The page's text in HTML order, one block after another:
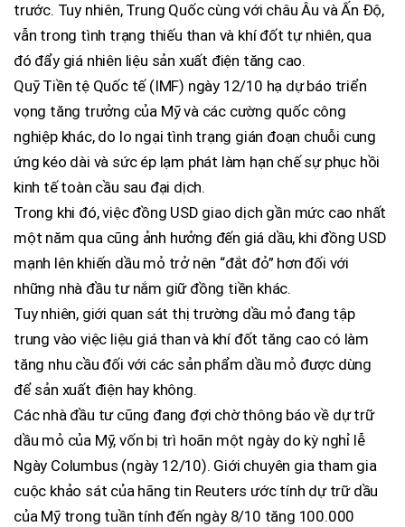
trước. Tuy nhiên, Trung Quốc cùng với châu Âu và Ấn Độ,
vẫn trong tình trạng thiếu than và khí đốt tự nhiên, qua
đó đẩy giá nhiên liệu sản xuất điện tăng cao.
Quỹ Tiền tệ Quốc tế (IMF) ngày 12/10 hạ dự báo triển
vọng tăng trưởng của Mỹ và các cường quốc công
nghiệp khác, do lo ngại tình trạng gián đoạn chuỗi cung
ứng kéo dài và sức ép lạm phát làm hạn chế sự phục hồi
kinh tế toàn cầu sau đại dịch.
Trong khi đó, việc đồng USD giao dịch gần mức cao nhất
một năm qua cũng ảnh hưởng đến giá dầu, khi đồng USD
mạnh lên khiến dầu mỏ trở nên “đắt đỏ” hơn đối với
những nhà đầu tư nắm giữ đồng tiền khác.
Tuy nhiên, giới quan sát thị trường dầu mỏ đang tập
trung vào việc liệu giá than và khí đốt tăng cao có làm
tăng nhu cầu đối với các sản phẩm dầu mỏ được dùng
để sản xuất điện hay không.
Các nhà đầu tư cũng đang đợi chờ thông báo về dự trữ
dầu mỏ của Mỹ, vốn bị trì hoãn một ngày do kỳ nghỉ lễ
Ngày Columbus (ngày 12/10). Giới chuyên gia tham gia
cuộc khảo sát của hãng tin Reuters ước tính dự trữ dầu
của Mỹ trong tuần tính đến ngày 8/10 tăng 100.000